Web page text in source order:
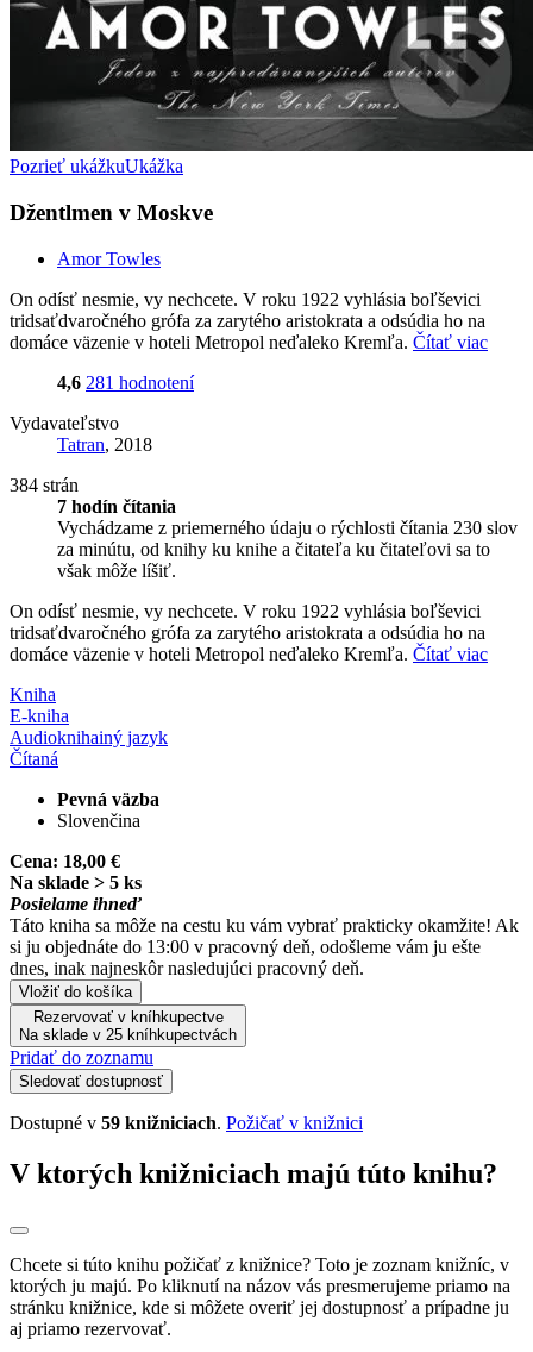
Pozrieť ukážkuUkážka
Džentlmen v Moskve
Amor Towles
On odísť nesmie, vy nechcete. V roku 1922 vyhlásia boľševici
tridsaťdvaročného grófa za zarytého aristokrata a odsúdia ho na
domáce väzenie v hoteli Metropol neďaleko Kremľa. Čítať viac
4,6 281 hodnotení
Vydavateľstvo
Tatran, 2018
384 strán
7 hodín čítania
Vychádzame z priemerného údaju o rýchlosti čítania 230 slov
za minútu, od knihy ku knihe a čitateľa ku čitateľovi sa to
však môže líšiť.
On odísť nesmie, vy nechcete. V roku 1922 vyhlásia boľševici
tridsaťdvaročného grófa za zarytého aristokrata a odsúdia ho na
domáce väzenie v hoteli Metropol neďaleko Kremľa. Čítať viac
Kniha
E-kniha
Audioknihainý jazyk
Čítaná
Pevná väzba
Slovenčina
Cena: 18,00 €
Na sklade > 5 ks
Posielame ihneď
Táto kniha sa môže na cestu ku vám vybrať prakticky okamžite! Ak
si ju objednáte do 13:00 v pracovný deň, odošleme vám ju ešte
dnes, inak najneskôr nasledujúci pracovný deň.
Vložiť do košíka
Rezervovať v kníhkupectve
Na sklade v 25 kníhkupectvách
Pridať do zoznamu
Sledovať dostupnosť
Dostupné v 59 knižniciach. Požičať v knižnici
V ktorých knižniciach majú túto knihu?
Chcete si túto knihu požičať z knižnice? Toto je zoznam knižníc, v
ktorých ju majú. Po kliknutí na názov vás presmerujeme priamo na
stránku knižnice, kde si môžete overiť jej dostupnosť a prípadne ju
aj priamo rezervovať.